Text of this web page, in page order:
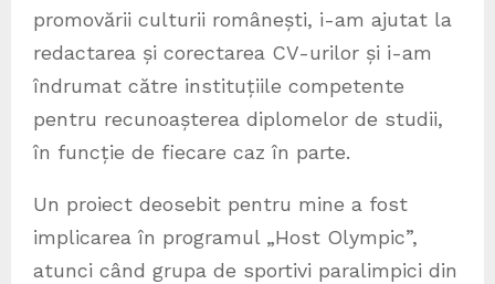
promovării culturii românești, i-am ajutat la
redactarea și corectarea CV-urilor și i-am
îndrumat către instituțiile competente
pentru recunoașterea diplomelor de studii,
în funcție de fiecare caz în parte.
Un proiect deosebit pentru mine a fost
implicarea în programul „Host Olympic”,
atunci când grupa de sportivi paralimpici din